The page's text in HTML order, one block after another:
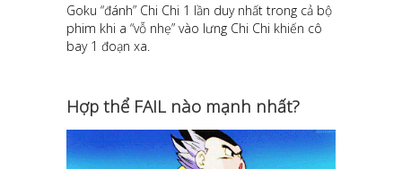
Goku “đánh” Chi Chi 1 lần duy nhất trong cả bộ
phim khi a “vỗ nhẹ” vào lưng Chi Chi khiến cô
bay 1 đoạn xa.
Hợp thể FAIL nào mạnh nhất?